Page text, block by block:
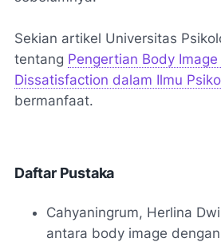
Sekian artikel Universitas
tentang Pengertian Body
Dissatisfaction dalam Ilmu
bermanfaat.
Daftar Pustaka
Cahyaningrum, Herlina
antara body image